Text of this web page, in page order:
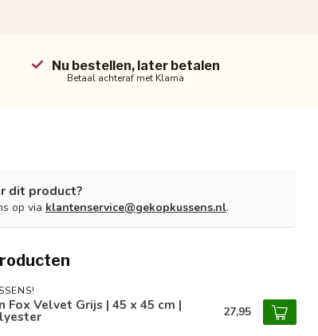
Nu bestellen, later betalen
Betaal achteraf met Klarna
dit product?
op via klantenservice@gekopkussens.nl.
Fox Velvet Grijs | 45 x 45 cm | 27,95